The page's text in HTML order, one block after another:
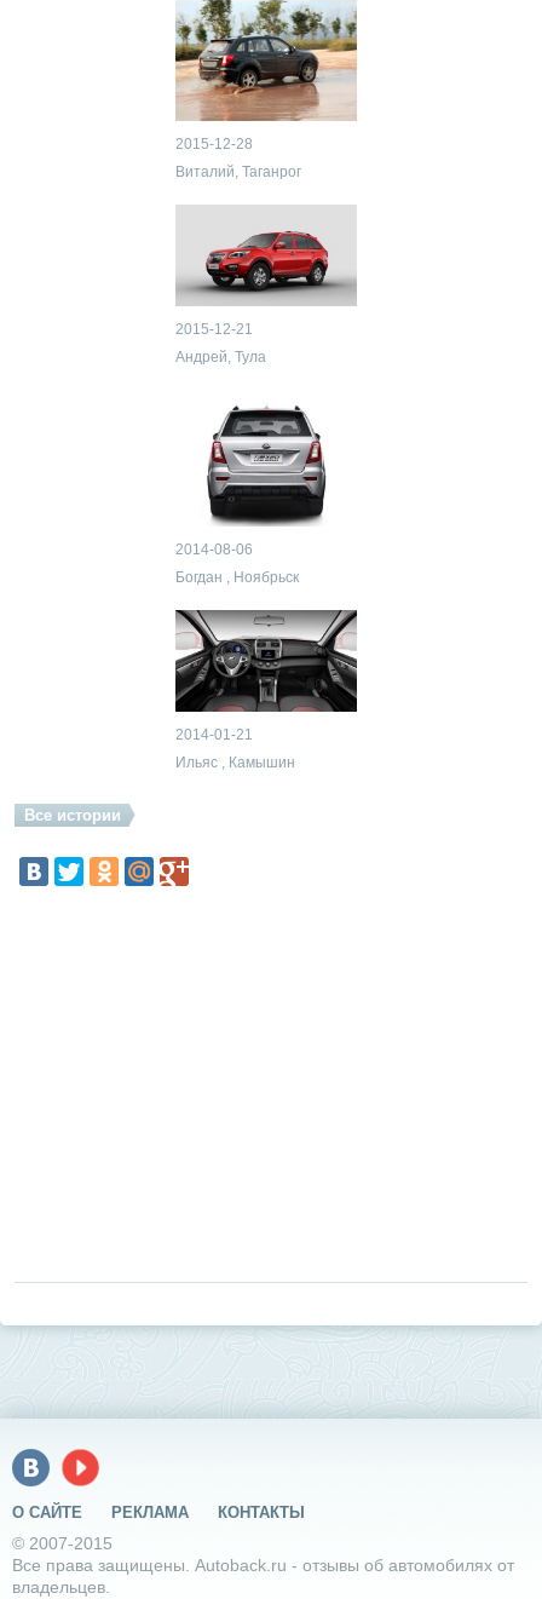
2015-12-28
Виталий, Таганрог
2015-12-21
Андрей, Тула
2014-08-06
Богдан , Ноябрьск
2014-01-21
Ильяс , Камышин
Все истории
О САЙТЕ РЕКЛАМА КОНТАКТЫ
© 2007-2015
Все права защищены. Autoback.ru - отзывы об автомобилях от
владельцев.